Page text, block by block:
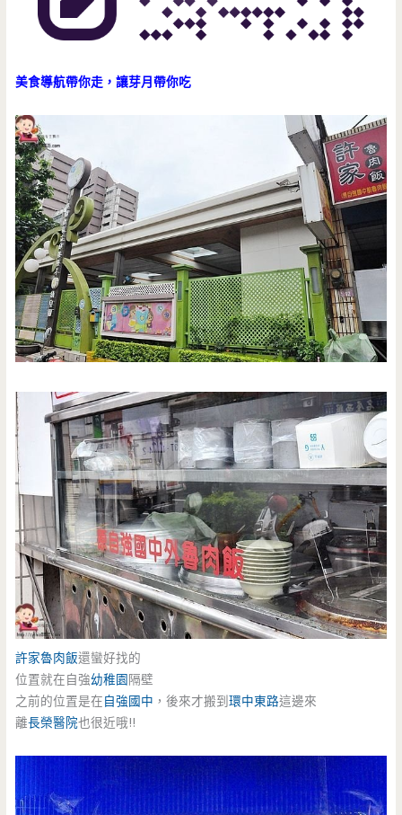
美食導航帶你走，讓芽月帶你吃
許家魯肉飯還蠻好找的
位置就在自強幼稚園隔壁
之前的位置是在自強國中 ，後來才搬到環中東路這邊來
離長榮醫院也很近哦!!